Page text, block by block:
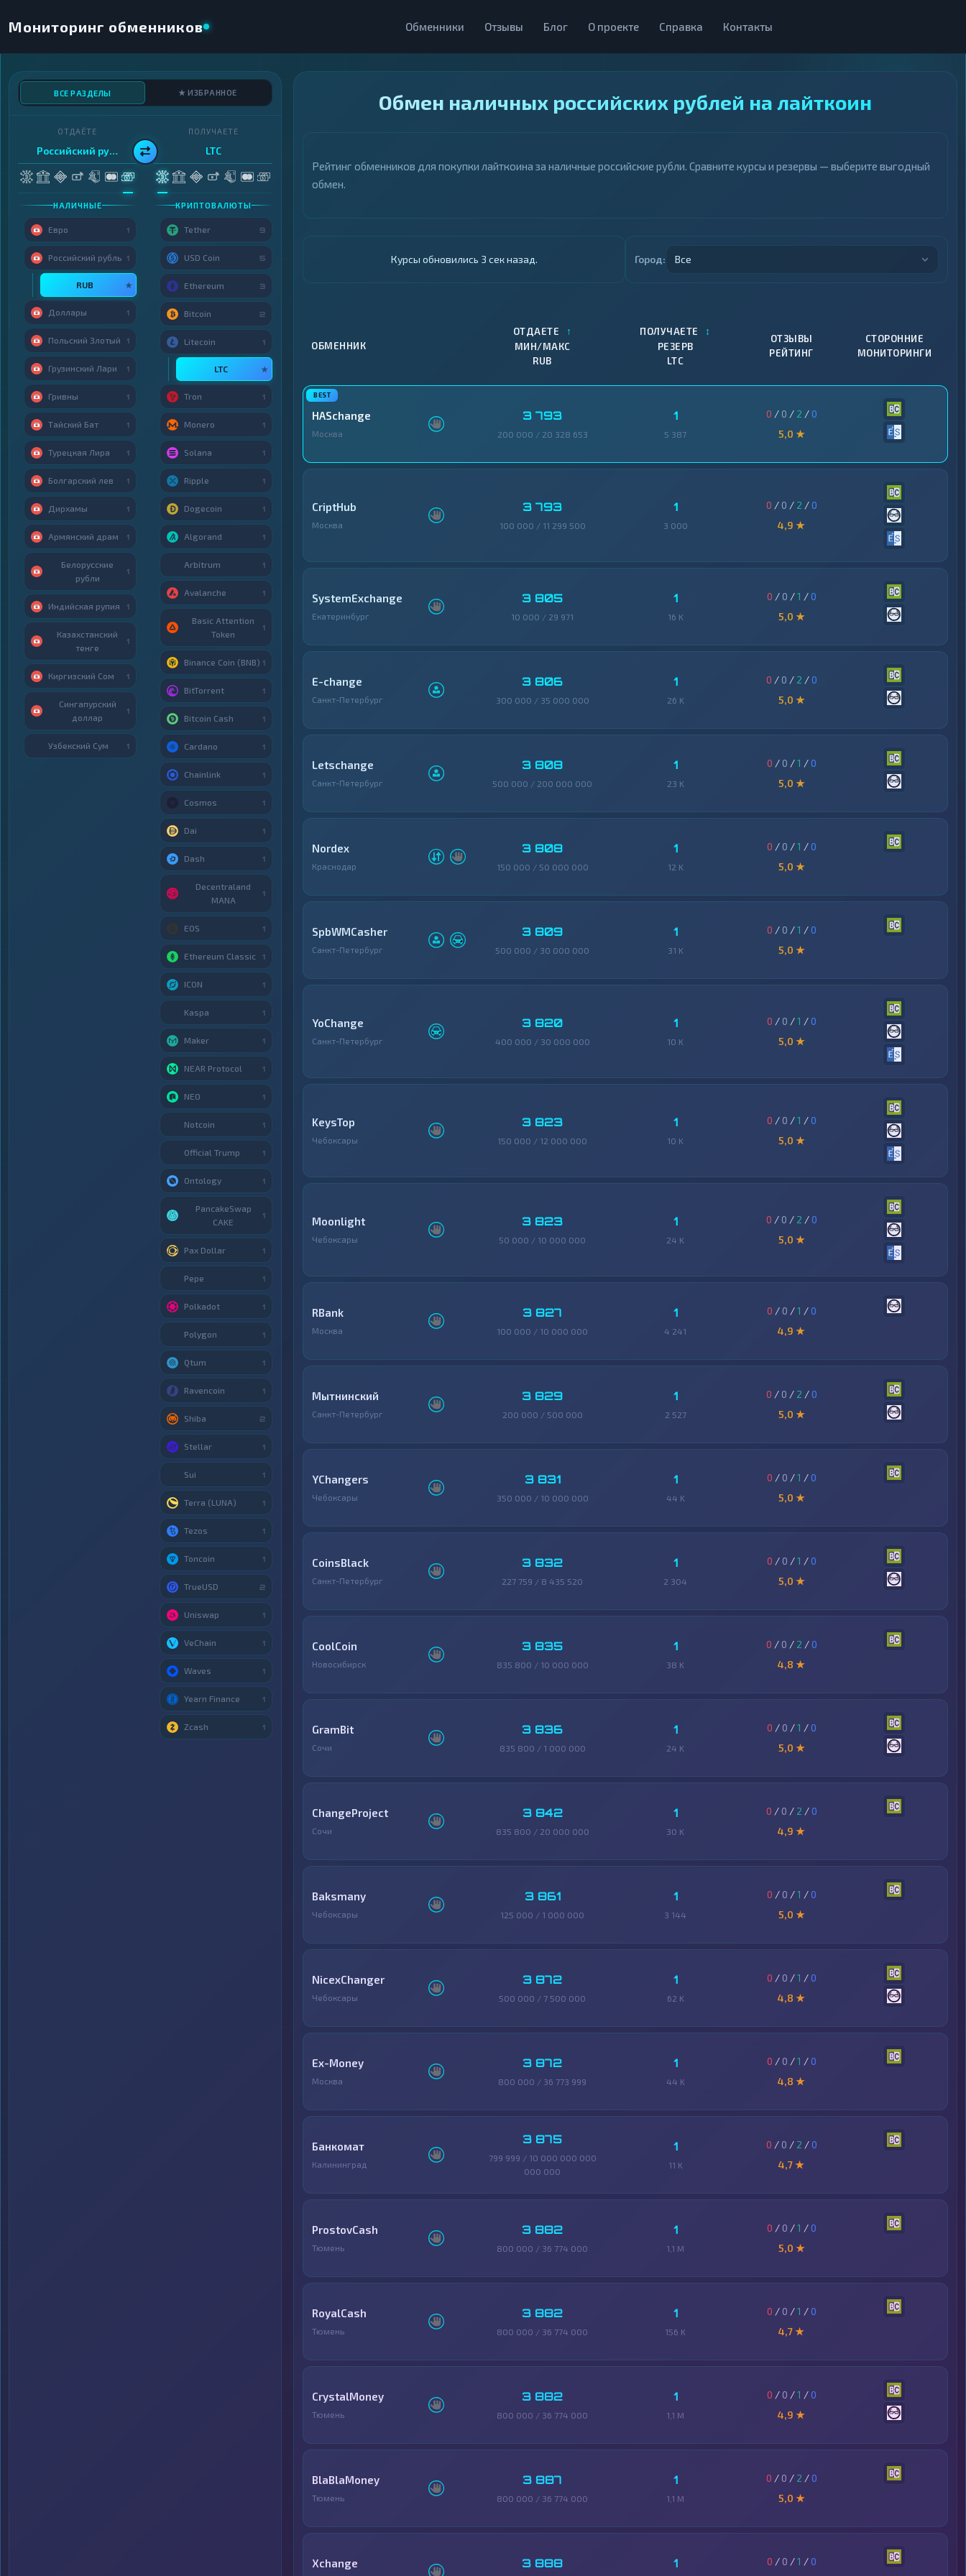
Мониторинг обменников Обменники Отзывы Блог О проекте Справка Контакты
Обмен наличных российских рублей на лайткоин
Рейтинг обменников для покупки лайткоина за наличные российские рубли. Сравните курсы и резервы — выберите выгодный
обмен.
Курсы обновились 4 сек назад. Город: Все
ОБМЕННИК
ОТДАЕТЕ ↑
МИН/МАКС
RUB
ПОЛУЧАЕТЕ ↕
РЕЗЕРВ
LTC
ОТЗЫВЫ
РЕЙТИНГ
СТОРОННИЕ
МОНИТОРИНГИ
HASchange
Москва
3 793
200 000 / 20 328 653
1
5 387
0 / 0 / 2 /0
5,0 ★
CriptHub
Москва
3 793
100 000 / 11 299 500
1
3 000
0 / 0 / 2 /0
4,9 ★
SystemExchange
Екатеринбург
3 805
10 000 / 29 971
1
16 K
0 / 0 /1 /0
5,0 ★
E-change
Санкт-Петербург
3 806
300 000 / 35 000 000
1
26 K
0 / 0 / 2 /0
5,0 ★
Letschange
Санкт-Петербург
3 808
500 000 / 200 000 000
1
23 K
0 / 0 /1 /0
5,0 ★
Nordex
Краснодар
3 808
150 000 / 50 000 000
1
12 K
0 / 0 /1 /0
5,0 ★
SpbWMCasher
Санкт-Петербург
3 809
500 000 / 30 000 000
1
31 K
0 / 0 /1 /0
5,0 ★
YoChange
Санкт-Петербург
3 820
400 000 / 30 000 000
1
10 K
0 / 0 /1 /0
5,0 ★
KeysTop
Чебоксары
3 823
150 000 / 12 000 000
1
10 K
0 / 0 /1 /0
5,0 ★
Moonlight
Чебоксары
3 823
50 000 / 10 000 000
1
24 K
0 / 0 / 2 /0
5,0 ★
RBank
Москва
3 827
100 000 / 10 000 000
1
4 241
0 / 0 /1 /0
4,9 ★
Мытнинский
Санкт-Петербург
3 829
200 000 / 500 000
1
2 527
0 / 0 / 2 /0
5,0 ★
YChangers
Чебоксары
3 831
350 000 / 10 000 000
1
44 K
0 / 0 /1 /0
5,0 ★
CoinsBlack
Санкт-Петербург
3 832
227 759 / 8 435 520
1
2 304
0 / 0 /1 /0
5,0 ★
CoolCoin
Новосибирск
3 835
835 800 / 10 000 000
1
38 K
0 / 0 / 2 /0
4,8 ★
GramBit
Сочи
3 836
835 800 / 1 000 000
1
24 K
0 / 0 /1 /0
5,0 ★
ChangeProject
Сочи
3 842
835 800 / 20 000 000
1
30 K
0 / 0 / 2 /0
4,9 ★
Baksmany
Чебоксары
3 861
125 000 / 1 000 000
1
3 144
0 / 0 /1 /0
5,0 ★
NicexChanger
Чебоксары
3 872
500 000 / 7 500 000
1
62 K
0 / 0 /1 /0
4,8 ★
Ex-Money
Москва
3 872
800 000 / 36 773 999
1
44 K
0 / 0 /1 /0
4,8 ★
Банкомат
Калининград
3 875
799 999 / 10 000 000 000
000 000
1
11 K
0 / 0 / 2 /0
4,7 ★
ProstovCash
Тюмень
3 882
800 000 / 36 774 000
1
1,1 M
0 / 0 /1 /0
5,0 ★
RoyalCash
Тюмень
3 882
800 000 / 36 774 000
1
156 K
0 / 0 /1 /0
4,7 ★
CrystalMoney
Тюмень
3 882
800 000 / 36 774 000
1
1,1 M
0 / 0 /1 /0
4,9 ★
BlaBlaMoney
Тюмень
3 887
800 000 / 36 774 000
1
1,1 M
0 / 0 / 2 /0
5,0 ★
Xchange 3 888 1 0 / 0 /1 /0
ВСЕ РАЗДЕЛЫ ★ ИЗБРАННОЕ
ОТДАЁТЕ
Российский рубль
НАЛИЧНЫЕ
Евро 1
Российский рубль 1
RUB ★
Доллары 1
Польский Злотый 1
Грузинский Лари 1
Гривны 1
Тайский Бат 1
Турецкая Лира 1
Болгарский лев 1
Дирхамы 1
Армянский драм 1
Белорусские
рубли
1
Индийская рупия 1
Казахстанский
тенге
1
Киргизский Сом 1
Сингапурский
доллар
1
Узбекский Сум 1
ПОЛУЧАЕТЕ
LTC
КРИПТОВАЛЮТЫ
Tether 9
USD Coin 5
Ethereum 3
Bitcoin 2
Litecoin 1
LTC ★
Tron 1
Monero 1
Solana 1
Ripple 1
Dogecoin 1
Algorand 1
Arbitrum 1
Avalanche 1
Basic Attention
Token
1
Binance Coin (BNB) 1
BitTorrent 1
Bitcoin Cash 1
Cardano 1
Chainlink 1
Cosmos 1
Dai 1
Dash 1
Decentraland
MANA
1
EOS 1
Ethereum Classic 1
ICON 1
Kaspa 1
Maker 1
NEAR Protocol 1
NEO 1
Notcoin 1
Official Trump 1
Ontology 1
PancakeSwap
CAKE
1
Pax Dollar 1
Pepe 1
Polkadot 1
Polygon 1
Qtum 1
Ravencoin 1
Shiba 2
Stellar 1
Sui 1
Terra (LUNA) 1
Tezos 1
Toncoin 1
TrueUSD 2
Uniswap 1
VeChain 1
Waves 1
Yearn Finance 1
Zcash 1